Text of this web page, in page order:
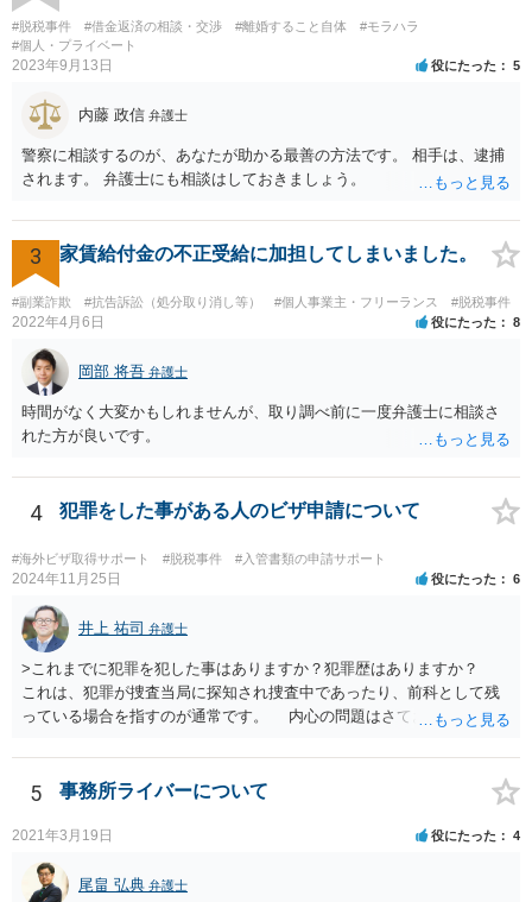
#脱税事件 #借金返済の相談・交渉 #離婚すること自体
#モラハラ
#個人・プライベート
2023年9月13日 役にたった 5
内藤 政信 弁護士
警察に相談するのが、あなたが助かる最善の方法です。 相手は、逮捕
されます。 弁護士にも相談はしておきましょう。
3 家賃給付金の不正受給に加担してしまいました。
#副業詐欺 #抗告訴訟（処分取り消し等） #個人事業主・フリーランス #脱税事件
2022年4月6日 役にたった 8
岡部 将吾 弁護士
時間がなく大変かもしれませんが、取り調べ前に一度弁護士に相談さ
れた方が良いです。
4 犯罪をした事がある人のビザ申請について
#海外ビザ取得サポート #脱税事件 #入管書類の申請サポート
2024年11月25日 役にたった 6
井上 祐司 弁護士
>これまでに犯罪を犯した事はありますか？犯罪歴はありますか？
これは、犯罪が捜査当局に探知され捜査中であったり、前科として残
っている場合を指すのが通常です。 内心の問題はさておき、ご質問
5 事務所ライバーについて
2021年3月19日 役にたった 4
尾畠 弘典 弁護士